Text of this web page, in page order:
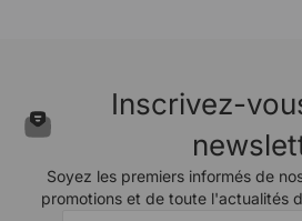
Inscrivez-
Soyez les premiers informés de
promotions et de toute l'actualités